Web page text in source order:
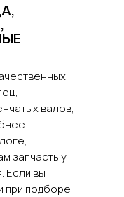
валов,
запчасть у
Если вы
при подборе